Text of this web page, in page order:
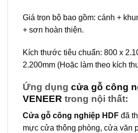
Giá trọn bộ bao gồm: cánh +
+ sơn hoàn thiện.
Kích thước tiêu chuẩn: 800 x
2.200mm (Hoặc làm theo kích
Ứng dụng cửa gỗ công
VENEER trong nội thất:
Cửa gỗ công nghiệp HDF đã
mực cửa thông phòng, cửa văn